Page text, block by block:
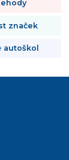
značek
autoškol